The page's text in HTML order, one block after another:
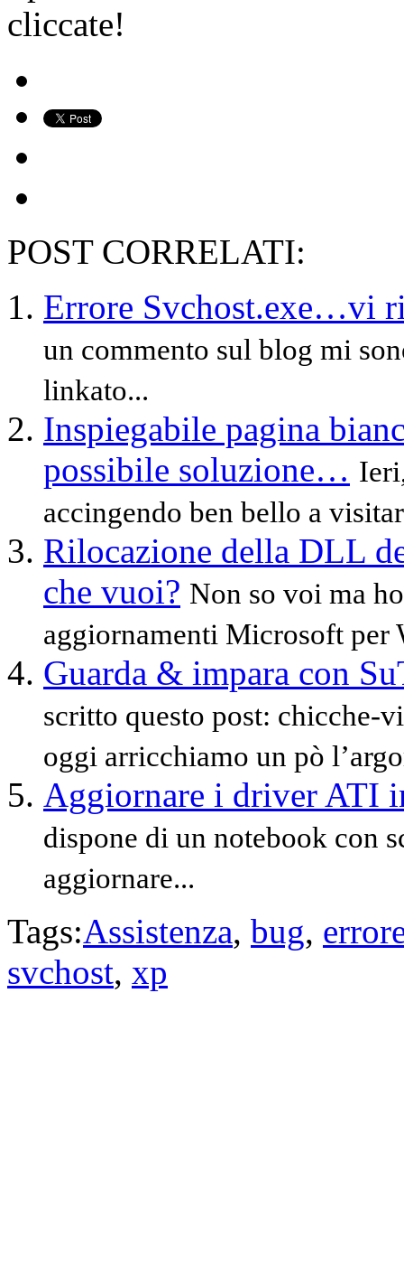
cliccate!
POST CORRELATI:
Errore Svchost.exe…vi
un commento sul blog mi
linkato...
Inspiegabile pagina
possibile soluzione…
accingendo ben bello a
Rilocazione della DLL
che vuoi? Non so voi ma
aggiornamenti Microsoft per
Guarda & impara con
scritto questo post:
oggi arricchiamo un pò
Aggiornare i driver ATI
dispone di un notebook con
aggiornare...
Tags:Assistenza, bug,
svchost, xp